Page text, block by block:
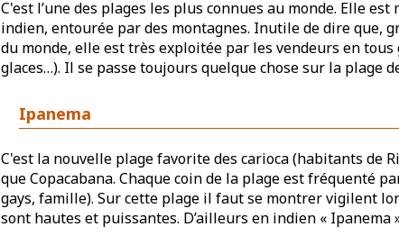
C'est l’une des plages les plus connues au monde. Elle
indien, entourée par des montagnes. Inutile de dire que,
du monde, elle est très exploitée par les vendeurs en tous
glaces…). Il se passe toujours quelque chose sur la plage
Ipanema
C'est la nouvelle plage favorite des carioca (habitants de
que Copacabana. Chaque coin de la plage est fréquenté
gays, famille). Sur cette plage il faut se montrer vigilent
sont hautes et puissantes. D’ailleurs en indien « Ipanema